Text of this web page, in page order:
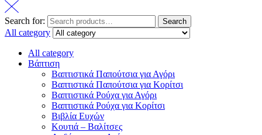
Search for: Search
All category
All category
Βάπτιση
Βαπτιστικά Παπούτσια για Αγόρι
Βαπτιστικά Παπούτσια για Κορίτσι
Βαπτιστικά Ρούχα για Αγόρι
Βαπτιστικά Ρούχα για Κορίτσι
Βιβλία Ευχών
Κουτιά – Βαλίτσες